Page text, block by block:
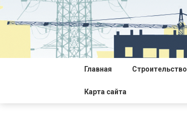
Перейти
содержимому
Главная Строительство
Карта сайта